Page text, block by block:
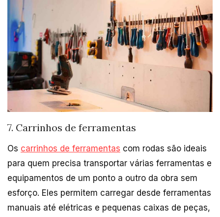
7. Carrinhos de ferramentas
Os carrinhos de ferramentas com rodas são ideais
para quem precisa transportar várias ferramentas e
equipamentos de um ponto a outro da obra sem
esforço. Eles permitem carregar desde ferramentas
manuais até elétricas e pequenas caixas de peças,